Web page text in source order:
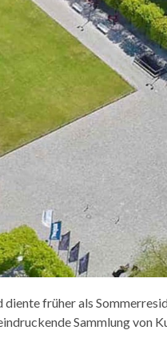
früher als
Sammlung von